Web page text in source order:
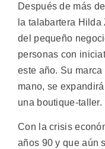
Después de más
la talabartera
del pequeño
personas con
este año. Su
mano, se
una boutique-taller.
Con la crisis
años 90 y que aún